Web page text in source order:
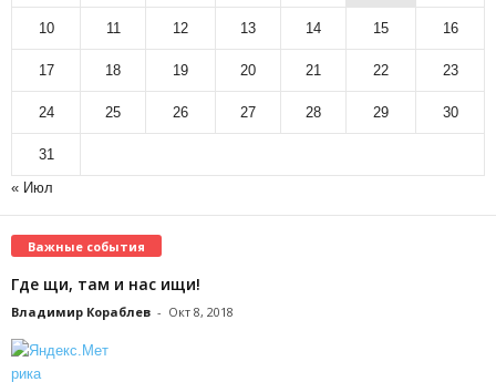
10 11 12 13 14 15 16
17 18 19 20 21 22 23
24 25 26 27 28 29 30
31
« Июл
Важные события
Где щи, там и нас ищи!
Владимир Кораблев - Окт 8, 2018